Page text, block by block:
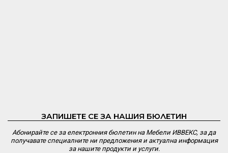
ЗАПИШЕТЕ СЕ ЗА НАШИЯ БЮЛЕТИН
Абонирайте се за електронния бюлетин на Мебели ИВВЕКС, за да
получавате специалните ни предложения и актуална информация
за нашите продукти и услуги.